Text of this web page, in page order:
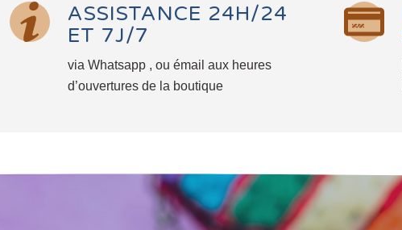
ASSISTANCE 24H/24
ET 7J/7
via Whatsapp , ou émail aux heures
d’ouvertures de la boutique